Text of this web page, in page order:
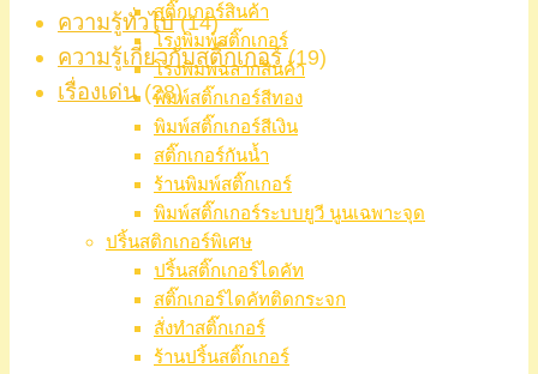
สติ๊กเกอร์สินค้า
โรงพิมพ์สติ๊กเกอร์
โรงพิมพ์ฉลากสินค้า
พิมพ์สติ๊กเกอร์สีทอง
พิมพ์สติ๊กเกอร์สีเงิน
สติ๊กเกอร์กันน้ำ
ร้านพิมพ์สติ๊กเกอร์
พิมพ์สติ๊กเกอร์ระบบยูวี นูนเฉพาะจุด
ปริ้นสติกเกอร์พิเศษ
ปริ้นสติ๊กเกอร์ไดคัท
สติ๊กเกอร์ไดคัทติดกระจก
สั่งทำสติ๊กเกอร์
ร้านปริ้นสติ๊กเกอร์
ความรู้ทั่วไป(14)
ความรู้เกี่ยวกับสติ๊กเกอร์(19)
เรื่องเด่น(28)